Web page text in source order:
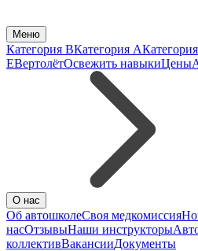
Меню
Категория BКатегория A
EВертолётОсвежить навыкиЦены
О нас
Об автошколеСвоя медкомиссия
насОтзывыНаши инструкторы
коллективВакансииДокументы